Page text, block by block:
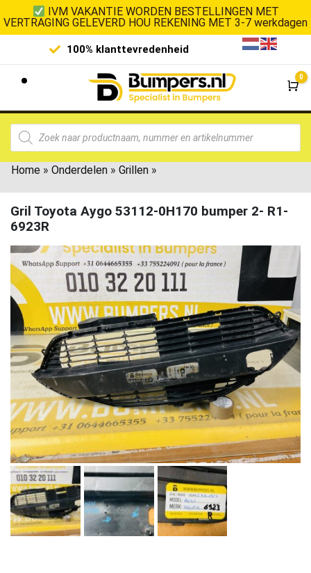
IVM VAKANTIE WORDEN BESTELLINGEN MET
VERTRAGING GELEVERD HOU REKENING MET 3-7 werkdagen
100% klanttevredenheid
0
Home » Onderdelen » Grillen »
Gril Toyota Aygo 53112-0H170 bumper 2- R1-
6923R